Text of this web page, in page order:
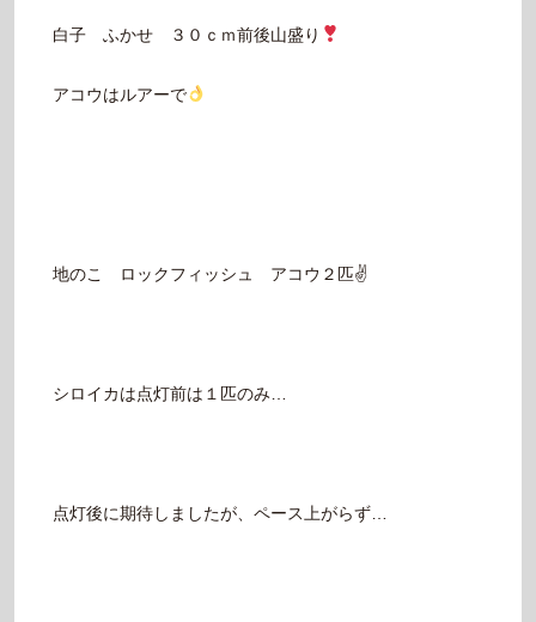
白子 ふかせ ３０ｃｍ前後山盛り
アコウはルアーで
地のこ ロックフィッシュ アコウ２匹✌️
シロイカは点灯前は１匹のみ…
点灯後に期待しましたが、ペース上がらず…